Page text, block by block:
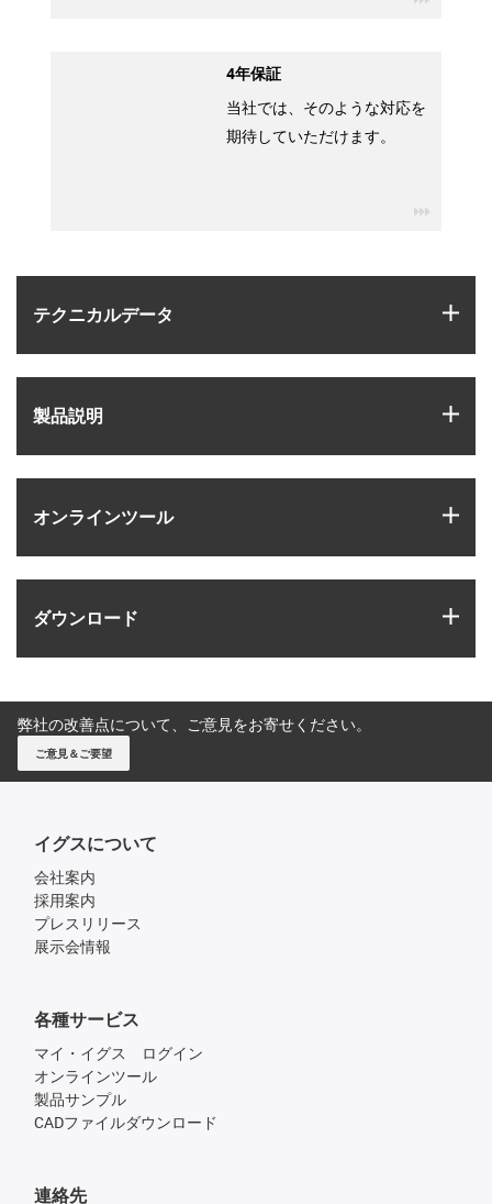
テクニカルデータ
製品説明
オンラインツール
ダウンロード
4年保証
当社では、そのような対応を
期待していただけます。
弊社の改善点について、ご意見をお寄せください。
ご意見＆ご要望
イグスについて
会社案内
採用案内
プレスリリース
展示会情報
各種サービス
マイ・イグス ログイン
オンラインツール
製品サンプル
CADファイルダウンロード
連絡先